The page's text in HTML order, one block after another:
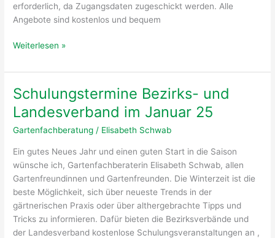
erforderlich, da Zugangsdaten zugeschickt werden. Alle
Angebote sind kostenlos und bequem
Interessante
Schulungstermine
des
Projektes
„Kleingärten
für
Vielfalt
Weiterlesen »
Schulungstermine Bezirks- und
Landesverband im Januar 25
Gartenfachberatung / Elisabeth Schwab
Ein gutes Neues Jahr und einen guten Start in die Saison
wünsche ich, Gartenfachberaterin Elisabeth Schwab, allen
Gartenfreundinnen und Gartenfreunden. Die Winterzeit ist die
beste Möglichkeit, sich über neueste Trends in der
gärtnerischen Praxis oder über althergebrachte Tipps und
Tricks zu informieren. Dafür bieten die Bezirksverbände und
der Landesverband kostenlose Schulungsveranstaltungen an ,